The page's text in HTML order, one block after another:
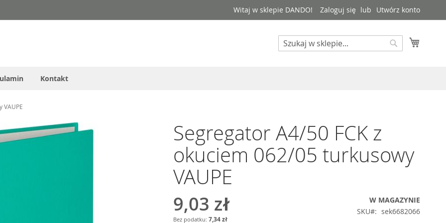
Witaj w sklepie DANDO! Zaloguj się Utwórz konto
Search
Kontakt
VAUPE
Segregator A4/50 FCK z
okuciem 062/05 turkusowy
VAUPE
9,03 zł
7,34 zł
W MAGAZYNIE
SKU
sek6682066